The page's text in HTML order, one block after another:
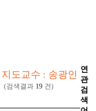
지도교수 : 송광인
(검색결과 19 건)
연
관
검
색